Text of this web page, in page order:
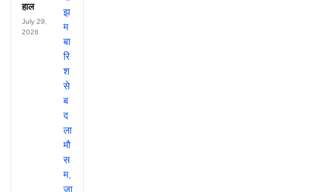
हाल
July 29,
2026